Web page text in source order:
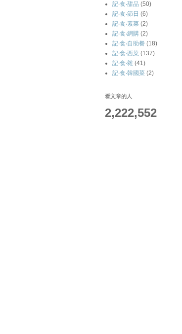
記‧食‧甜品 (50)
記‧食‧節日 (6)
記‧食‧素菜 (2)
記‧食‧網購 (2)
記‧食‧自助餐 (18)
記‧食‧西菜 (137)
記‧食‧雜 (41)
記‧食‧韓國菜 (2)
看文章的人
2,222,552